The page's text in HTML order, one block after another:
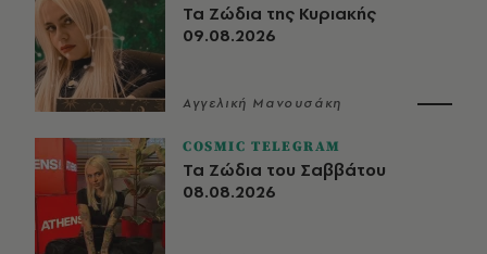
Τα Ζώδια της Κυριακής
09.08.2026
Αγγελική Μανουσάκη
COSMIC TELEGRAM
Τα Ζώδια του Σαββάτου
08.08.2026